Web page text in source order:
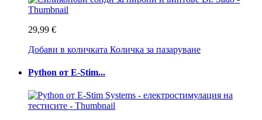
29,99 €
Добави в количката Количка за пазаруване
Python от E-Stim...